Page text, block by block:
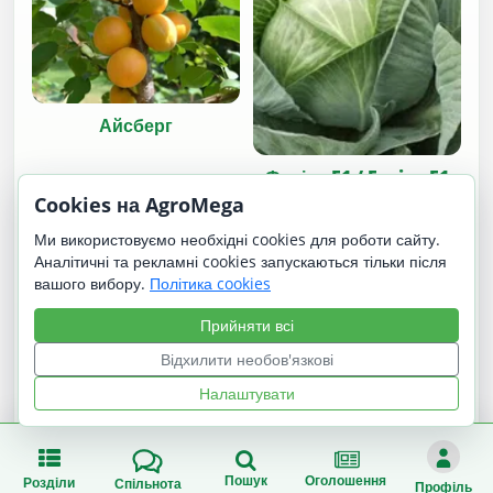
Айсберг
Фуріос F1 / Furios F1
Анатолійська чайка
Чеська Короткошерста
Бура коза
Розділи Спільнота Пошук Оголошення Профіль
Cookies на AgroMega
Ми використовуємо необхідні cookies для роботи сайту.
Аналітичні та рекламні cookies запускаються тільки після
вашого вибору. Політика cookies
Прийняти всі
Відхилити необов'язкові
Налаштувати